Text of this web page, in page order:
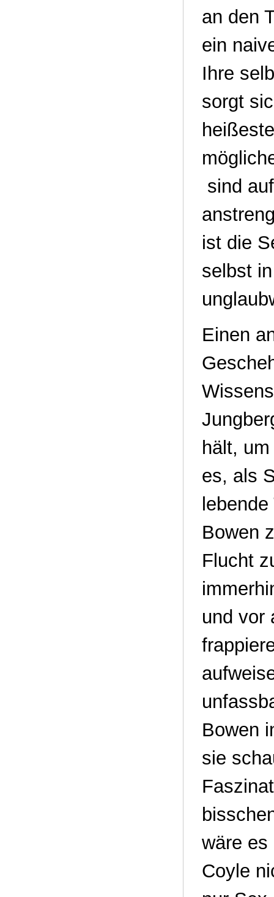
an den
ein
Ihre
sorgt
sind
ist die
selbst
Einen
hält,
es, als
Bowen
Flucht
und vor
Bowen
sie
wäre es
Coyle